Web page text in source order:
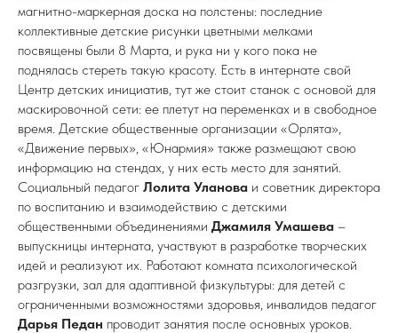
магнитно-маркерная доска на полстены: последние
коллективные детские рисунки цветными мелками
посвящены были 8 Марта, и рука ни у кого пока не
поднялась стереть такую красоту. Есть в интернате свой
Центр детских инициатив, тут же стоит станок с основой для
маскировочной сети: ее плетут на переменках и в свободное
время. Детские общественные организации «Орлята»,
«Движение первых», «Юнармия» также размещают свою
информацию на стендах, у них есть место для занятий.
Социальный педагог Лолита Уланова и советник директора
по воспитанию и взаимодействию с детскими
общественными объединениями Джамиля Умашева –
выпускницы интерната, участвуют в разработке творческих
идей и реализуют их. Работают комната психологической
разгрузки, зал для адаптивной физкультуры: для детей с
ограниченными возможностями здоровья, инвалидов педагог
Дарья Педан проводит занятия после основных уроков.